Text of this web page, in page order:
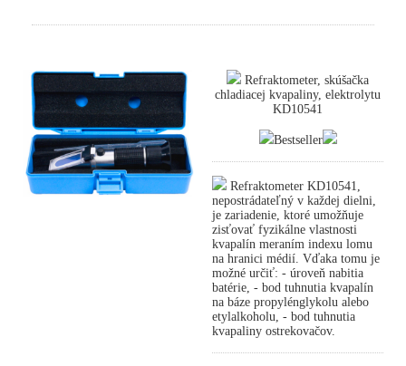
Refraktometer, skúšačka
chladiacej kvapaliny, elektrolytu
KD10541
Bestseller
Refraktometer KD10541,
nepostrádateľný v každej dielni,
je zariadenie, ktoré umožňuje
zisťovať fyzikálne vlastnosti
kvapalín meraním indexu lomu
na hranici médií. Vďaka tomu je
možné určiť: - úroveň nabitia
batérie, - bod tuhnutia kvapalín
na báze propylénglykolu alebo
etylalkoholu, - bod tuhnutia
kvapaliny ostrekovačov.